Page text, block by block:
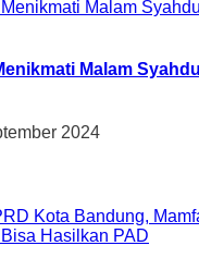
Malam
2024